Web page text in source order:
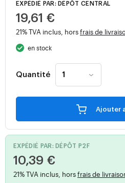
EXPÉDIÉ PAR: DÉPÔT CENTRAL
19,61 €
21% TVA inclus, horsfrais de
en stock
Quantité
Ajouter
EXPÉDIÉ PAR: DÉPÔT P2F
10,39 €
21% TVA inclus, horsfrais de